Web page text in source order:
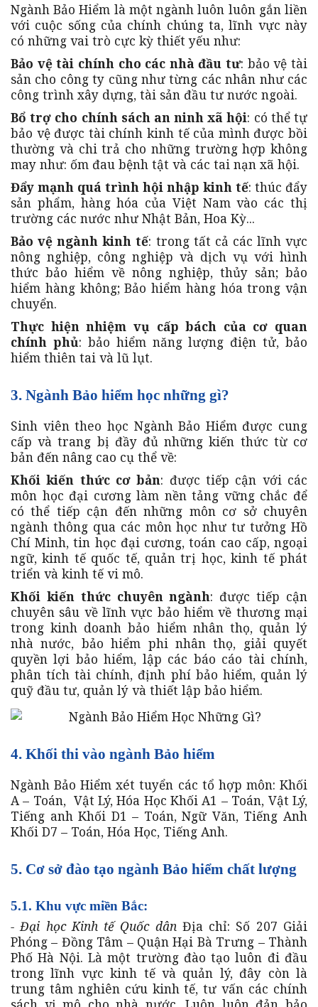
Ngành Bảo Hiểm là một ngành luôn luôn gắn liền
với cuộc sống của chính chúng ta, lĩnh vực này
có những vai trò cực kỳ thiết yếu như:
Bảo vệ tài chính cho các nhà đầu tư: bảo vệ tài
sản cho công ty cũng như từng các nhân như các
công trình xây dựng, tài sản đầu tư nước ngoài.
Bổ trợ cho chính sách an ninh xã hội: có thể tự
bảo vệ được tài chính kinh tế của mình được bồi
thường và chi trả cho những trường hợp không
may như: ốm đau bệnh tật và các tai nạn xã hội.
Đẩy mạnh quá trình hội nhập kinh tế: thúc đẩy
sản phẩm, hàng hóa của Việt Nam vào các thị
trường các nước như Nhật Bản, Hoa Kỳ...
Bảo vệ ngành kinh tế: trong tất cả các lĩnh vực
nông nghiệp, công nghiệp và dịch vụ với hình
thức bảo hiểm về nông nghiệp, thủy sản; bảo
hiểm hàng không; Bảo hiểm hàng hóa trong vận
chuyển.
Thực hiện nhiệm vụ cấp bách của cơ quan
chính phủ: bảo hiểm năng lượng điện tử, bảo
hiểm thiên tai và lũ lụt.
3. Ngành Bảo hiểm học những gì?
Sinh viên theo học Ngành Bảo Hiểm được cung
cấp và trang bị đầy đủ những kiến thức từ cơ
bản đến nâng cao cụ thể về:
Khối kiến thức cơ bản: được tiếp cận với các
môn học đại cương làm nền tảng vững chắc để
có thể tiếp cận đến những môn cơ sở chuyên
ngành thông qua các môn học như tư tưởng Hồ
Chí Minh, tin học đại cương, toán cao cấp, ngoại
ngữ, kinh tế quốc tế, quản trị học, kinh tế phát
triển và kinh tế vi mô.
Khối kiến thức chuyên ngành: được tiếp cận
chuyên sâu về lĩnh vực bảo hiểm về thương mại
trong kinh doanh bảo hiểm nhân thọ, quản lý
nhà nước, bảo hiểm phi nhân thọ, giải quyết
quyền lợi bảo hiểm, lập các báo cáo tài chính,
phân tích tài chính, định phí bảo hiểm, quản lý
quỹ đầu tư, quản lý và thiết lập bảo hiểm.
4. Khối thi vào ngành Bảo hiểm
Ngành Bảo Hiểm xét tuyển các tổ hợp môn: Khối
A – Toán, Vật Lý, Hóa Học Khối A1 – Toán, Vật Lý,
Tiếng anh Khối D1 – Toán, Ngữ Văn, Tiếng Anh
Khối D7 – Toán, Hóa Học, Tiếng Anh.
5. Cơ sở đào tạo ngành Bảo hiểm chất lượng
5.1. Khu vực miền Bắc:
- Đại học Kinh tế Quốc dânĐịa chỉ: Số 207 Giải
Phóng – Đồng Tâm – Quận Hại Bà Trưng – Thành
Phố Hà Nội. Là một trường đào tạo luôn đi đầu
trong lĩnh vực kinh tế và quản lý, đây còn là
trung tâm nghiên cứu kinh tế, tư vấn các chính